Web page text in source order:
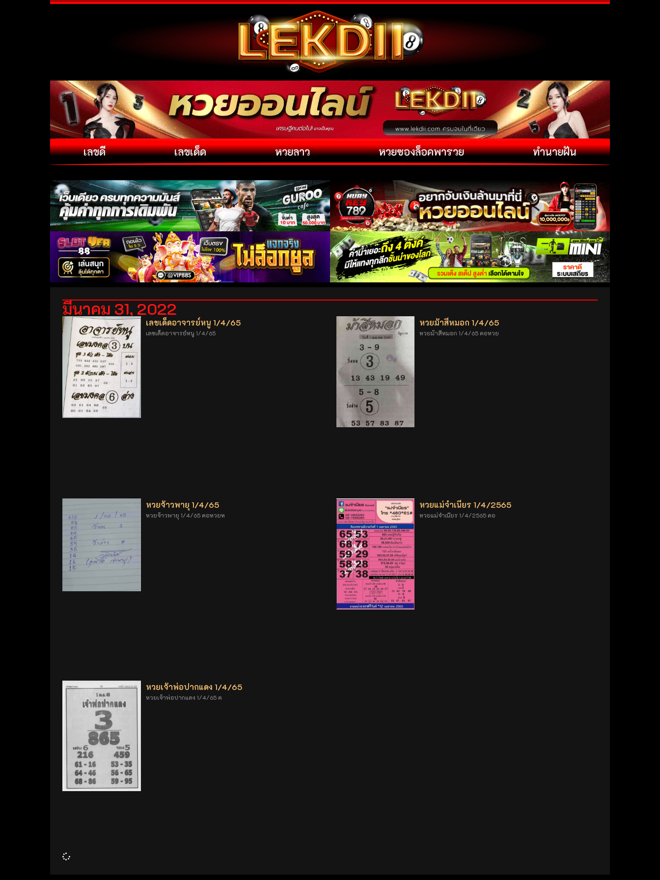
เลขดี เลขเด็ด หวยลาว หวยซองล็อคพารวย ทำนายฝัน
มีนาคม 31, 2022
เลขเด็ดอาจารย์หนู 1/4/65
เลขเด็ดอาจารย์หนู 1/4/65
หวยม้าสีหมอก 1/4/65
หวยม้าสีหมอก 1/4/65 คอหวย
หวยจ้าวพายุ 1/4/65
หวยจ้าวพายุ 1/4/65 คอหวยห
หวยแม่จำเนียร 1/4/2565
หวยแม่จำเนียร 1/4/2565 คอ
หวยเจ้าพ่อปากแดง 1/4/65
หวยเจ้าพ่อปากแดง 1/4/65 ค